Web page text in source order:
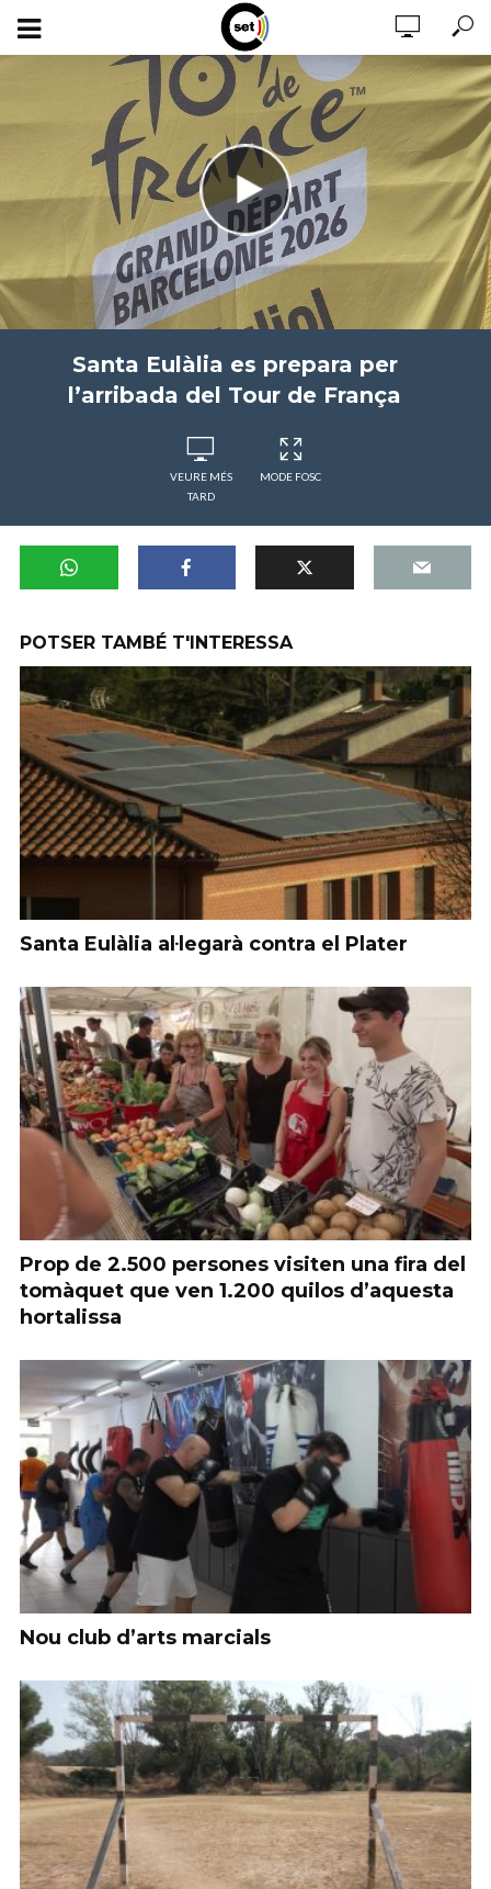
Santa Eulàlia es prepara per
l’arribada del Tour de França
VEURE MÉS
TARD
MODE FOSC
POTSER TAMBÉ T'INTERESSA
Santa Eulàlia al·legarà contra el Plater
Prop de 2.500 persones visiten una fira del
tomàquet que ven 1.200 quilos d’aquesta
hortalissa
Nou club d’arts marcials